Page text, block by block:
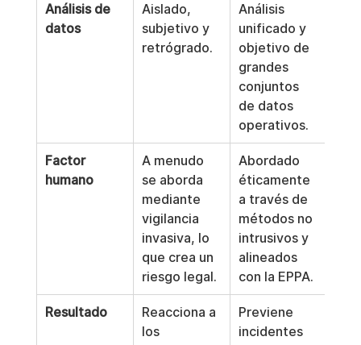
Análisis de
datos
Aislado,
subjetivo y
retrógrado.
Análisis
unificado y
objetivo de
grandes
conjuntos
de datos
operativos.
Factor
humano
A menudo
se aborda
mediante
vigilancia
invasiva, lo
que crea un
riesgo legal.
Abordado
éticamente
a través de
métodos no
intrusivos y
alineados
con la EPPA.
Resultado
Reacciona a
los
Previene
incidentes